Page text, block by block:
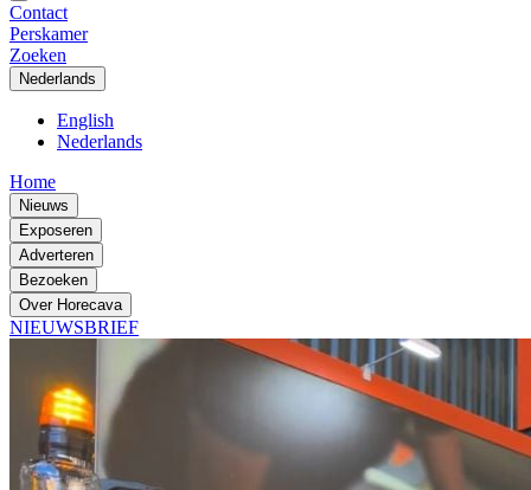
Contact
Perskamer
Zoeken
Nederlands
English
Nederlands
Home
Nieuws
Exposeren
Adverteren
Bezoeken
Over Horecava
NIEUWSBRIEF